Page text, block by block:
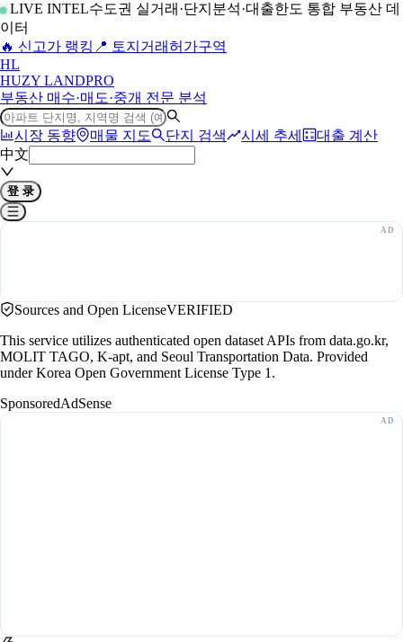
LIVE INTEL수도권 실거래·단지분석·대출한도 통합 부동산 데
이터
🔥 신고가 랭킹 📍 토지거래허가구역
HL
HUZY LANDPRO
부동산 매수·매도·중개 전문 분석
시장 동향 매물 지도 단지 검색 시세 추세
대출 계산
中文
登 录
Sources and Open LicenseVERIFIED
This service utilizes authenticated open dataset APIs from data.go.kr,
MOLIT TAGO, K-apt, and Seoul Transportation Data. Provided
under Korea Open Government License Type 1.
SponsoredAdSense